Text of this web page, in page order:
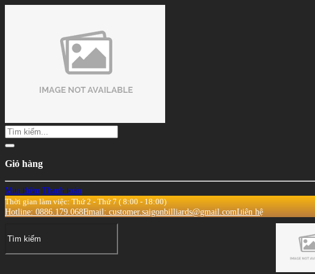
Giỏ hàng
Mua thêm Thanh toán
Thời gian làm việc: Thứ 2 - Thứ 7 ( 8:00 - 18:00)
Hotline: 0886.179.068Email: customer.saigonbilliards@gmail.comLiên hệ